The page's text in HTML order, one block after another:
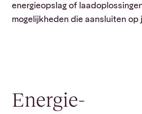
energieopslag of
mogelijkheden die aansluiten op
Energie-